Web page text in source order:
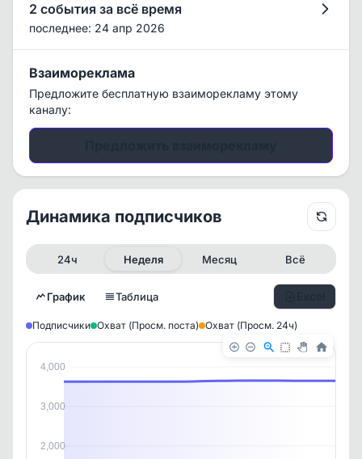
2 события за всё время
последнее: 24 апр 2026
Взаимореклама
Предложите бесплатную взаиморекламу этому
каналу:
Динамика подписчиков
24ч Неделя Месяц Всё
График Таблица
Подписчики Охват (Просм. поста) Охват (Просм. 24ч)
4,000
3,000
2,000